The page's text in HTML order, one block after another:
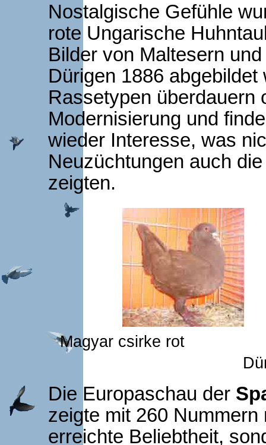
Nostalgische Gefühle
rote Ungarische
Bilder von Maltesern
Dürigen 1886
Rassetypen überdauern
Modernisierung und
wieder Interesse, was
Neuzüchtungen auch
zeigten.
Magyar csirke
Die Europaschau der
zeigte mit 260
erreichte Beliebtheit,